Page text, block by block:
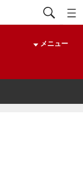
メニュー